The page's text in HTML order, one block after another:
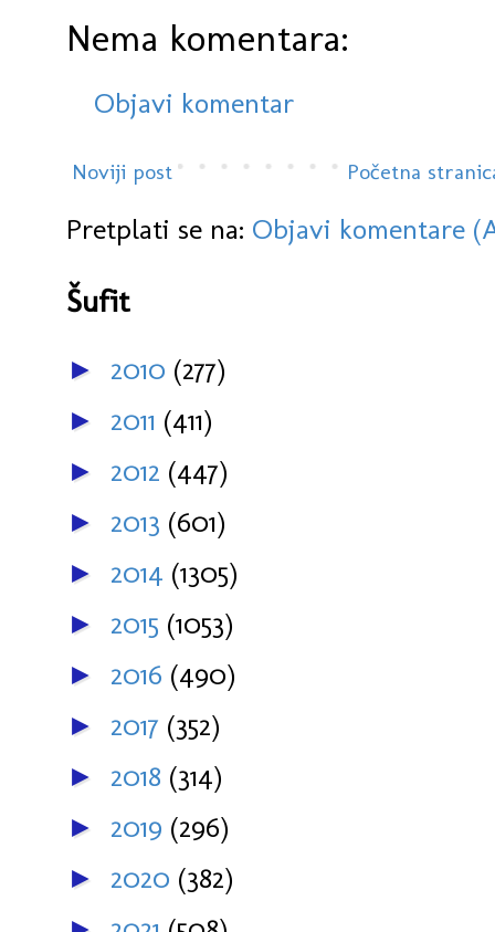
Nema komentara:
Objavi komentar
Noviji post Početna
Pretplati se na: Objavi komentare
Šufit
► 2010 (277)
► 2011 (411)
► 2012 (447)
► 2013 (601)
► 2014 (1305)
► 2015 (1053)
► 2016 (490)
► 2017 (352)
► 2018 (314)
► 2019 (296)
► 2020 (382)